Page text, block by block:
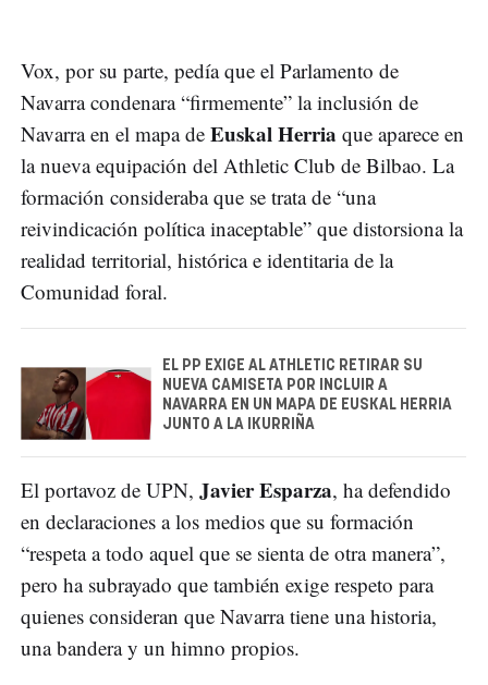
Vox, por su parte, pedía que el Parlamento de
Navarra condenara “firmemente” la inclusión de
Navarra en el mapa de Euskal Herria que aparece en
la nueva equipación del Athletic Club de Bilbao. La
formación consideraba que se trata de “una
reivindicación política inaceptable” que distorsiona la
realidad territorial, histórica e identitaria de la
Comunidad foral.
EL PP EXIGE AL ATHLETIC RETIRAR SU
NUEVA CAMISETA POR INCLUIR A
NAVARRA EN UN MAPA DE EUSKAL HERRIA
JUNTO A LA IKURRIÑA
El portavoz de UPN, Javier Esparza, ha defendido
en declaraciones a los medios que su formación
“respeta a todo aquel que se sienta de otra manera”,
pero ha subrayado que también exige respeto para
quienes consideran que Navarra tiene una historia,
una bandera y un himno propios.